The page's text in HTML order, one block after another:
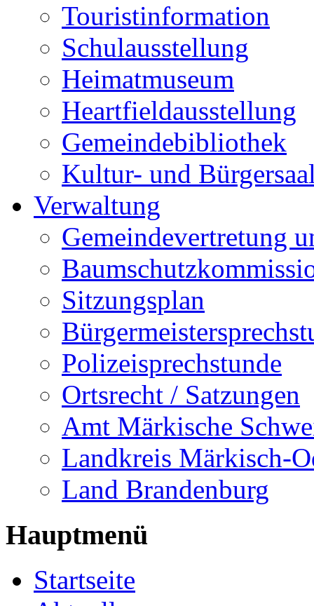
Touristinformation
Schulausstellung
Heimatmuseum
Heartfieldausstellung
Gemeindebibliothek
Kultur- und
Verwaltung
Gemeindevertretung
Sitzungsplan
Polizeisprechstunde
Ortsrecht / Satzungen
Amt Märkische
Landkreis Märkisch-
Land Brandenburg
Hauptmenü
Startseite